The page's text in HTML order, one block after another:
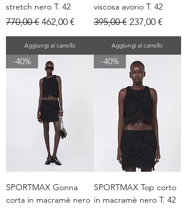
stretch nero T. 42
Prezzo regolare
770,00 € Prezzo scontato
462,00 €
Aggiungi al carrello
viscosa avorio T. 42
Prezzo regolare
395,00 € Prezzo scontato
237,00 €
Aggiungi al carrello
-40%
SPORTMAX Gonna
corta in macramè nero
-40%
SPORTMAX Top corto
in macramè nero T. 42